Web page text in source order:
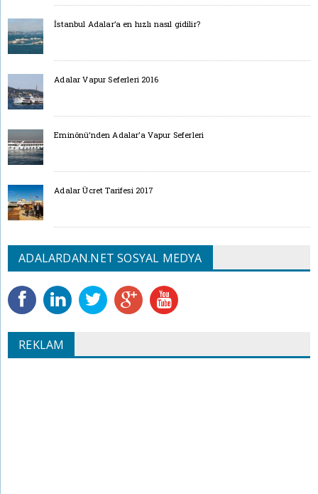
İstanbul Adalar’a en hızlı nasıl gidilir?
Adalar Vapur Seferleri 2016
Eminönü’nden Adalar’a Vapur Seferleri
Adalar Ücret Tarifesi 2017
ADALARDAN.NET SOSYAL MEDYA
REKLAM